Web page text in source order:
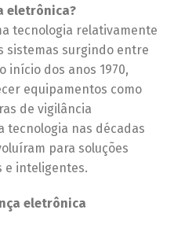
eletrônica?
tecnologia relativamente
sistemas surgindo entre
início dos anos 1970,
equipamentos como
de vigilância
tecnologia nas décadas
para soluções
e inteligentes.
eletrônica